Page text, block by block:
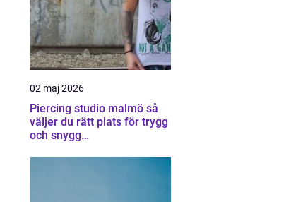
02 maj 2026
Piercing studio malmö så
väljer du rätt plats för trygg
och snygg